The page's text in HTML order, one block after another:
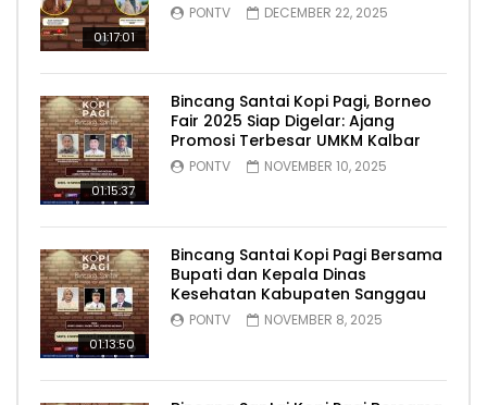
01:17:01
PONTV DECEMBER 22, 2025
01:15:37
Bincang Santai Kopi Pagi, Borneo
Fair 2025 Siap Digelar: Ajang
Promosi Terbesar UMKM Kalbar
PONTV NOVEMBER 10, 2025
01:13:50
Bincang Santai Kopi Pagi Bersama
Bupati dan Kepala Dinas
Kesehatan Kabupaten Sanggau
PONTV NOVEMBER 8, 2025